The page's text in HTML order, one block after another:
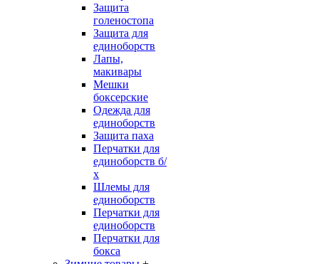
Защита
голеностопа
Защита для
единоборств
Лапы,
макивары
Мешки
боксерские
Одежда для
единоборств
Защита паха
Перчатки для
единоборств б/
х
Шлемы для
единоборств
Перчатки для
единоборств
Перчатки для
бокса